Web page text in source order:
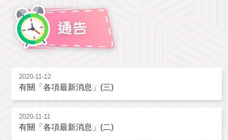
2020-11-12
有關「各項最新消息」(三)
2020-11-11
有關「各項最新消息」(二)